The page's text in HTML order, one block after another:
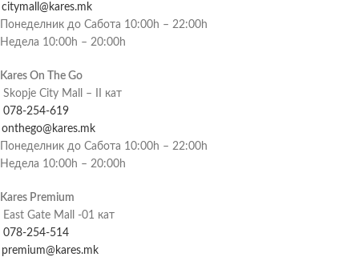
citymall@kares.mk
Понеделник до Сабота 10:00h – 22:00h
Недела 10:00h – 20:00h
Kares On The Go
Skopje City Mall – II кат
078-254-619
onthego@kares.mk
Понеделник до Сабота 10:00h – 22:00h
Недела 10:00h – 20:00h
Kares Premium
East Gate Mall -01 кат
078-254-514
premium@kares.mk